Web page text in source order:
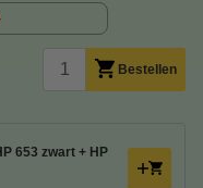
Bestellen
653 zwart + HP